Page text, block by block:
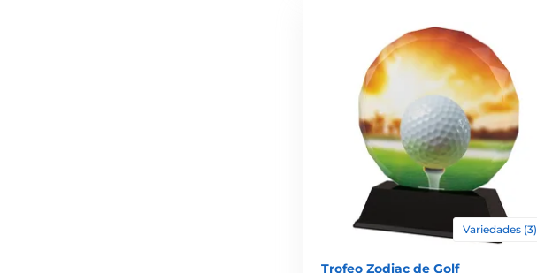
Variedades (3)
Trofeo Zodiac de Golf